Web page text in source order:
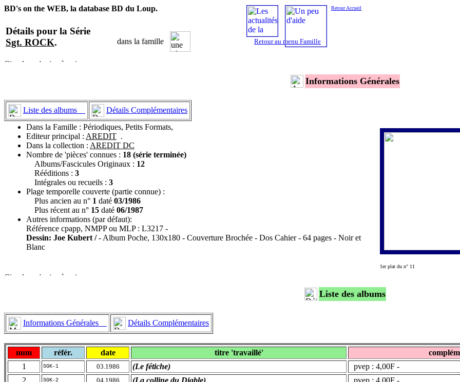
BD's on the WEB, la database BD du Loup.
Détails pour la Série
Sgt. ROCK. dans la famille Retour au menu Famille
Informations Générales
Liste des albums
Détails Complémentaires
Dans la Famille : Périodiques, Petits Formats,
Editeur principal : AREDIT .
Dans la collection : AREDIT DC
Nombre de 'pièces' connues : 18 (série terminée)
Albums/Fascicules Originaux : 12
Rééditions : 3
Intégrales ou recueils : 3
Plage temporelle couverte (partie connue) :
Plus ancien au n° 1 daté 03/1986
Plus récent au n° 15 daté 06/1987
Autres informations (par défaut):
Référence cpapp, NMPP ou MLP : L3217 -
Dessin: Joe Kubert /- Album Poche, 130x180 - Couverture Brochée - Dos Cahier - 64 pages - Noir et
Blanc
1er plat du n° 11
Liste des albums
Informations Générales Détails Complémentaires
num référ. date titre 'travaillé'
1
SGK-1 03.1986 (Le fétiche)
pvep : 4,00F -
SGK-2 04.1986
Retour Accueil